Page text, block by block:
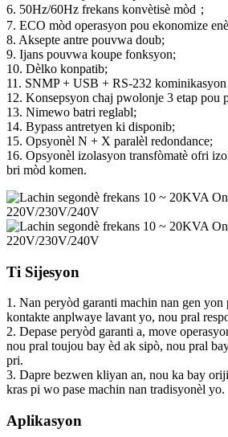
6. 50Hz/60Hz frekans konvètisè mòd；
7. ECO mòd operasyon pou ekonomize
8. Aksepte antre pouvwa doub;
9. Ijans pouvwa koupe fonksyon;
10. Dèlko konpatib;
11. SNMP + USB + RS-232
12. Konsepsyon chaj pwolonje 3 etap pou
13. Nimewo batri reglabl;
14. Bypass antretyen ki disponib;
15. Opsyonèl N + X paralèl redondance;
16. Opsyonèl izolasyon transfòmatè ofri
bri mòd komen.
Ti Sijesyon
1. Nan peryòd garanti machin nan gen
kontakte anplwaye lavant yo, nou pral
2. Depase peryòd garanti a, move
nou pral toujou bay èd ak sipò, nou pral
pri.
3. Dapre bezwen kliyan an, nou ka bay
kras pi wo pase machin nan tradisyonèl yo.
Aplikasyon